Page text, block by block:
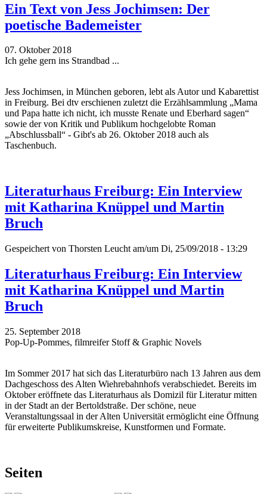
Ein Text von Jess Jochimsen: Der
poetische Bademeister
07. Oktober 2018
Ich gehe gern ins Strandbad ...
Jess Jochimsen, in München geboren, lebt als Autor und Kabarettist
in Freiburg. Bei dtv erschienen zuletzt die Erzählsammlung „Mama
und Papa hatte ich nicht, ich musste Renate und Eberhard sagen“
sowie der von Kritik und Publikum hochgelobte Roman
„Abschlussball“ - Gibt's ab 26. Oktober 2018 auch als
Taschenbuch.
Literaturhaus Freiburg: Ein Interview
mit Katharina Knüppel und Martin
Bruch
Gespeichert von Thorsten Leucht am/um Di, 25/09/2018 - 13:29
Literaturhaus Freiburg: Ein Interview
mit Katharina Knüppel und Martin
Bruch
25. September 2018
Pop-Up-Pommes, filmreifer Stoff & Graphic Novels
Im Sommer 2017 hat sich das Literaturbüro nach 13 Jahren aus dem
Dachgeschoss des Alten Wiehrebahnhofs verabschiedet. Bereits im
Oktober eröffnete das Literaturhaus als Domizil für Literatur mitten
in der Stadt an der Bertoldstraße. Der schöne, neue
Veranstaltungssaal in der Alten Universität ermöglicht eine Öffnung
für erweiterte Publikumskreise, Kunstformen und Formate.
Seiten